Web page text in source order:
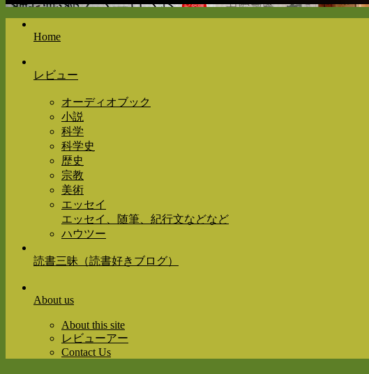
Home
レビュー
オーディオブック
小説
科学
科学史
歴史
宗教
美術
エッセイ
エッセイ、随筆、紀行文などなど
ハウツー
読書三昧（読書好きブログ）
About us
About this site
レビューアー
Contact Us